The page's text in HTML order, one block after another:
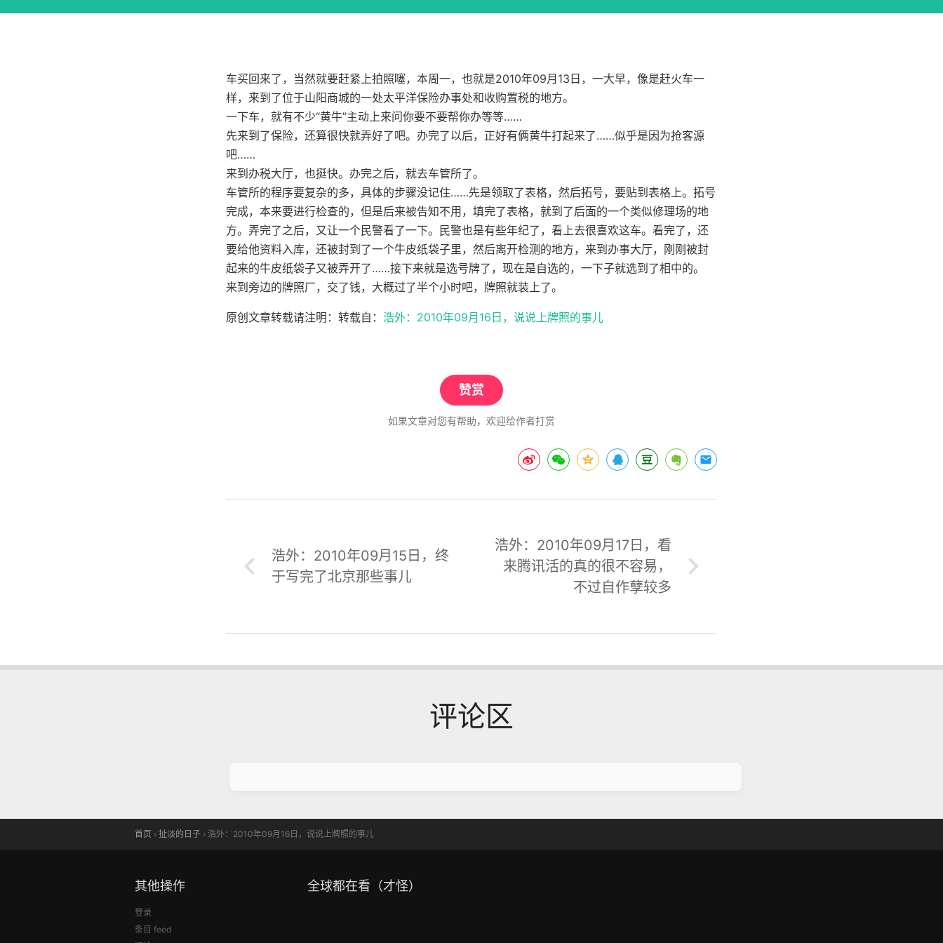
车买回来了，当然就要赶紧上拍照噻，本周一，也就是2010年09月13日，一大早，像是赶火车一
样，来到了位于山阳商城的一处太平洋保险办事处和收购置税的地方。
一下车，就有不少“黄牛”主动上来问你要不要帮你办等等……
先来到了保险，还算很快就弄好了吧。办完了以后，正好有俩黄牛打起来了……似乎是因为抢客源
吧……
来到办税大厅，也挺快。办完之后，就去车管所了。
车管所的程序要复杂的多，具体的步骤没记住……先是领取了表格，然后拓号，要贴到表格上。拓号
完成，本来要进行检查的，但是后来被告知不用，填完了表格，就到了后面的一个类似修理场的地
方。弄完了之后，又让一个民警看了一下。民警也是有些年纪了，看上去很喜欢这车。看完了，还
要给他资料入库，还被封到了一个牛皮纸袋子里，然后离开检测的地方，来到办事大厅，刚刚被封
起来的牛皮纸袋子又被弄开了……接下来就是选号牌了，现在是自选的，一下子就选到了相中的。
来到旁边的牌照厂，交了钱，大概过了半个小时吧，牌照就装上了。
原创文章转载请注明：转载自： 浩外：2010年09月16日，说说上牌照的事儿
赞赏
如果文章对您有帮助，欢迎给作者打赏
浩外：2010年09月15日，终
于写完了北京那些事儿
浩外：2010年09月17日，看
来腾讯活的真的很不容易，
不过自作孽较多
评论区
首页 › 扯淡的日子 › 浩外：2010年09月16日，说说上牌照的事儿
其他操作
登录
条目 feed
全球都在看（才怪）